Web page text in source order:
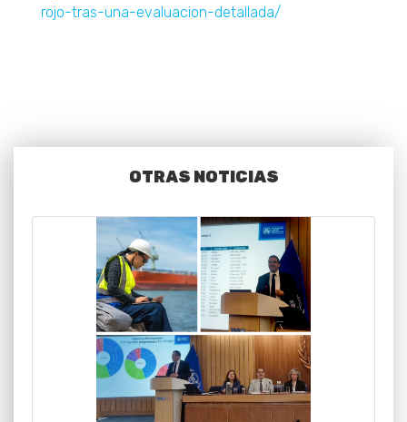
rojo-tras-una-evaluacion-detallada/
OTRAS NOTICIAS